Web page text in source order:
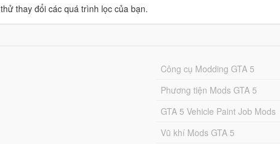
thay đổi các quá trình lọc của bạn.
Công cụ Modding GTA 5
Phương tiện Mods GTA 5
GTA 5 Vehicle Paint Job Mods
Vũ khí Mods GTA 5